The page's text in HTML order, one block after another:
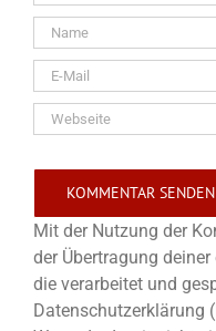
Mit der Nutzung der
der Übertragung
die verarbeitet und
Datenschutzerklärung